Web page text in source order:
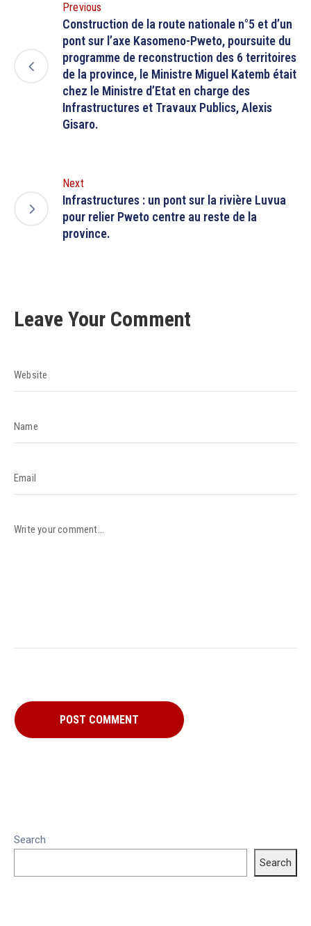
Previous
Construction de la route nationale n°5 et d’un
pont sur l’axe Kasomeno-Pweto, poursuite du
programme de reconstruction des 6 territoires
de la province, le Ministre Miguel Katemb était
chez le Ministre d’Etat en charge des
Infrastructures et Travaux Publics, Alexis
Gisaro.
Next
Infrastructures : un pont sur la rivière Luvua
pour relier Pweto centre au reste de la
province.
Leave Your Comment
Search
Search